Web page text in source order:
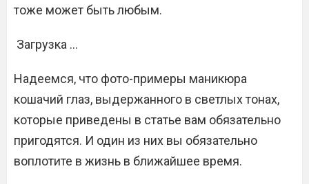
тоже может быть любым.
Загрузка …
Надеемся, что фото-примеры маникюра
кошачий глаз, выдержанного в светлых тонах,
которые приведены в статье вам обязательно
пригодятся. И один из них вы обязательно
воплотите в жизнь в ближайшее время.